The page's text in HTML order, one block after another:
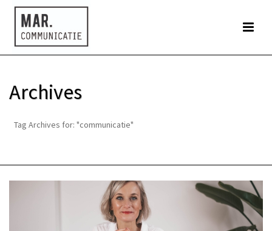
Archives
Tag Archives for: "communicatie"